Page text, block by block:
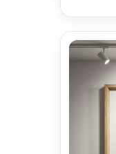
A7IV
bordes